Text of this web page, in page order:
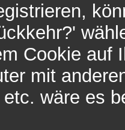
Cookie auf
mit
wäre es